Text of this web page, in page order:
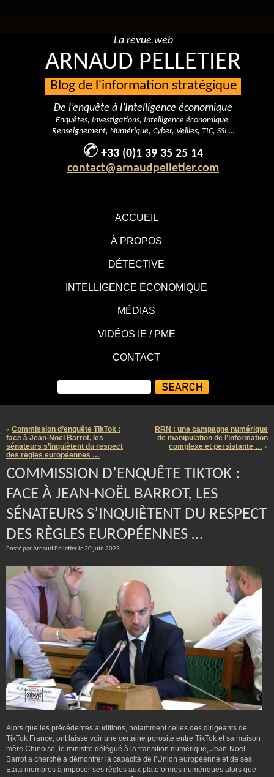
ACCUEIL
À PROPOS
DÉTECTIVE
INTELLIGENCE ÉCONOMIQUE
MÉDIAS
VIDÉOS IE / PME
CONTACT
La revue web
ARNAUD PELLETIER
Blog de l'information stratégique
De l’enquête à l’Intelligence économique
Enquêtes, Investigations, Intelligence économique,
Renseignement, Numérique, Cyber, Veilles, TIC, SSI …
+33 (0)1 39 35 25 14
contact@arnaudpelletier.com
« Commission d’enquête TikTok :
face à Jean-Noël Barrot, les
sénateurs s’inquiètent du respect
des règles européennes …
RRN : une campagne numérique
de manipulation de l’information
complexe et persistante … »
COMMISSION D’ENQUÊTE TIKTOK :
FACE À JEAN-NOËL BARROT, LES
SÉNATEURS S’INQUIÈTENT DU RESPECT
DES RÈGLES EUROPÉENNES …
Posté par Arnaud Pelletier le 20 juin 2023
Alors que les précédentes auditions, notamment celles des dirigeants de
TikTok France, ont laissé voir une certaine porosité entre TikTok et sa maison
mère Chinoise, le ministre délégué à la transition numérique, Jean-Noël
Barrot a cherché à démontrer la capacité de l’Union européenne et de ses
Etats membres à imposer ses règles aux plateformes numériques alors que